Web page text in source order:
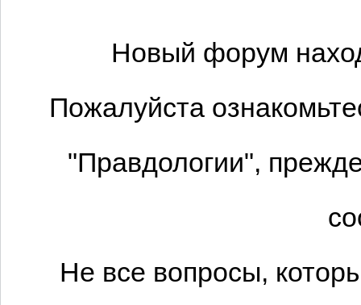
Новый форум
Пожалуйста
"Правдологии",
Не все вопросы,